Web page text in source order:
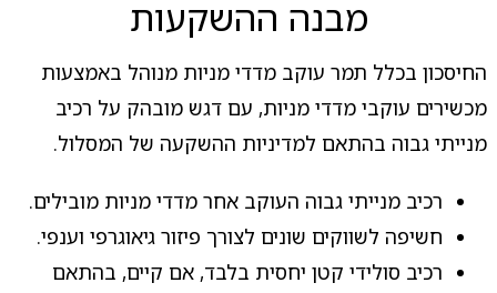
מבנה ההשקעות
החיסכון בכלל תמר עוקב מדדי מניות מנוהל באמצעות
מכשירים עוקבי מדדי מניות, עם דגש מובהק על רכיב
מנייתי גבוה בהתאם למדיניות ההשקעה של המסלול.
רכיב מנייתי גבוה העוקב אחר מדדי מניות מובילים.
חשיפה לשווקים שונים לצורך פיזור גיאוגרפי וענפי.
רכיב סולידי קטן יחסית בלבד, אם קיים, בהתאם